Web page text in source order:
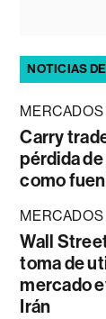
NOTICIAS
MERCADOS
Carry
pérdida
como
MERCADOS
Wall
toma de
mercado
Irán